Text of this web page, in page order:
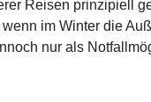
Reisen prinzipiell
im Winter die
nur als